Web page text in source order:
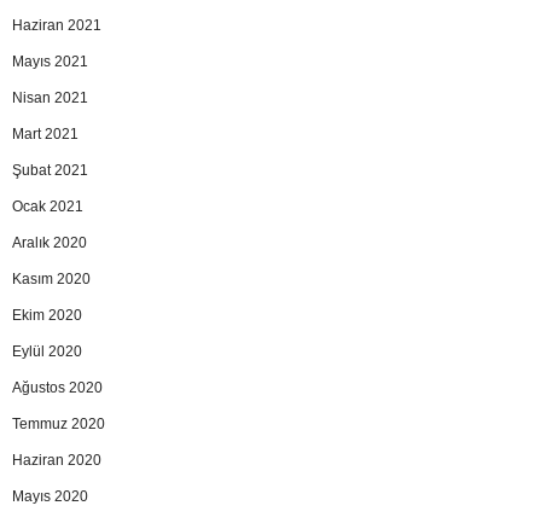
Haziran 2021
Mayıs 2021
Nisan 2021
Mart 2021
Şubat 2021
Ocak 2021
Aralık 2020
Kasım 2020
Ekim 2020
Eylül 2020
Ağustos 2020
Temmuz 2020
Haziran 2020
Mayıs 2020